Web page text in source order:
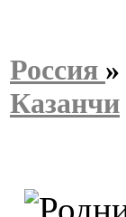
Россия »
Казанчи